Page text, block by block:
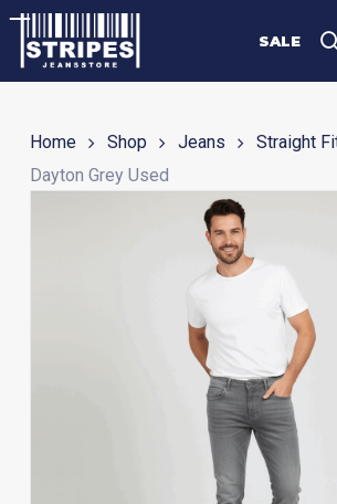
Skip
main
SALE
Home Shop Jeans Straight
Dayton Grey Used